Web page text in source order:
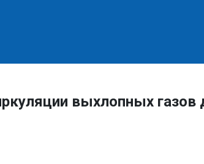
выхлопных газов